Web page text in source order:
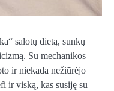
salotų dietą, sunkų
Su mechanikos
ir niekada nežiūrėjo
ir viską, kas susiję su